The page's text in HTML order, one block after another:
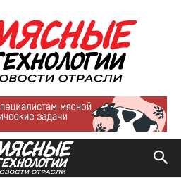
Мясные
технологии
|
Новости
отрасли